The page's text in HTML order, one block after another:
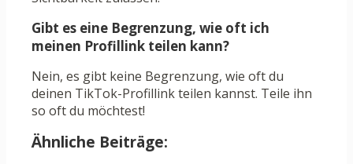
Gibt es eine Begrenzung, wie oft ich
meinen Profillink teilen kann?
Nein, es gibt keine Begrenzung, wie oft du
deinen TikTok-Profillink teilen kannst. Teile ihn
so oft du möchtest!
Ähnliche Beiträge: